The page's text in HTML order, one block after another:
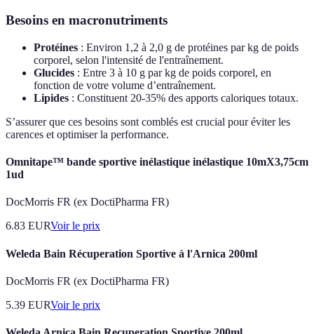
Besoins en macronutriments
Protéines : Environ 1,2 à 2,0 g de protéines par kg de poids
corporel, selon l'intensité de l'entraînement.
Glucides : Entre 3 à 10 g par kg de poids corporel, en
fonction de votre volume d’entraînement.
Lipides : Constituent 20-35% des apports caloriques totaux.
S’assurer que ces besoins sont comblés est crucial pour éviter les
carences et optimiser la performance.
Omnitape™ bande sportive inélastique inélastique 10mX3,75cm
1ud
DocMorris FR (ex DoctiPharma FR)
6.83 EURVoir le prix
Weleda Bain Récuperation Sportive à l'Arnica 200ml
DocMorris FR (ex DoctiPharma FR)
5.39 EURVoir le prix